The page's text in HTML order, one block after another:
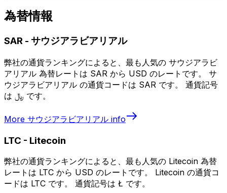
為替情報
SAR - サウジアラビアリアル
弊社の通貨ランキングによると、最も人気の サウジアラビ
アリアル 為替レートは SAR から USD のレートです。 サ
ウジアラビアリアル の通貨コードは SAR です。 通貨記号
は ﷼ です。
More サウジアラビアリアル info
LTC - Litecoin
弊社の通貨ランキングによると、最も人気の Litecoin 為替
レートは LTC から USD のレートです。 Litecoin の通貨コ
ードは LTC です。 通貨記号は Ł です。